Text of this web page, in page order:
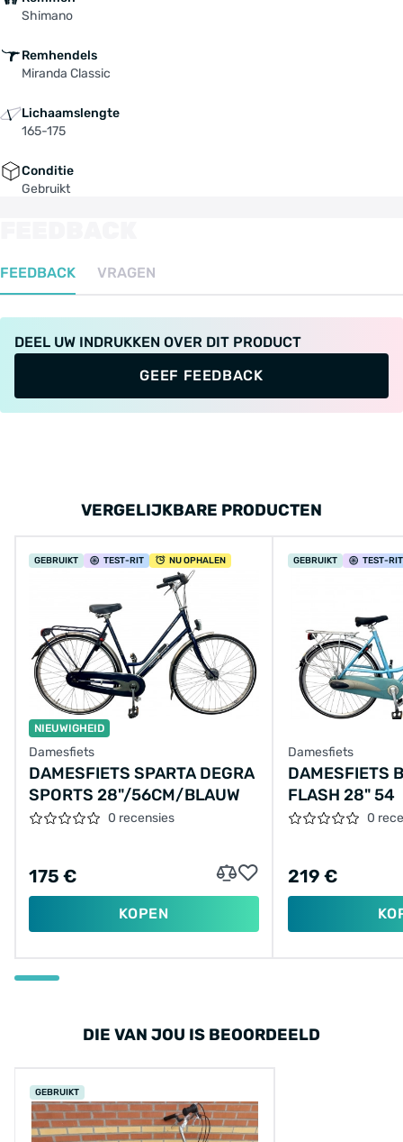
Shimano
Remhendels
Miranda Classic
Lichaamslengte
165-175
Conditie
Gebruikt
FEEDBACK VRAGEN
DEEL UW INDRUKKEN OVER DIT PRODUCT
GEEF FEEDBACK
VERGELIJKBARE PRODUCTEN
GEBRUIKT TEST-RIT NU OPHALEN
NIEUWIGHEID
Damesfiets
DAMESFIETS SPARTA DEGRA
SPORTS 28"/56CM/BLAUW
0 recensies
175 €
KOPEN
GEBRUIKT TEST-RIT
Damesfiets
DAMESFIETS
FLASH 28" 54
0
219 €
DIE VAN JOU IS BEOORDEELD
GEBRUIKT